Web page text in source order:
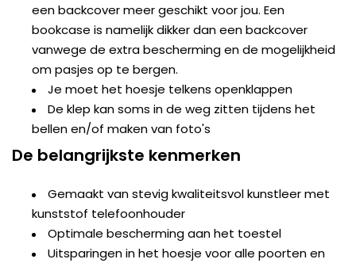
een backcover meer geschikt voor jou. Een
bookcase is namelijk dikker dan een backcover
vanwege de extra bescherming en de mogelijkheid
om pasjes op te bergen.
Je moet het hoesje telkens openklappen
De klep kan soms in de weg zitten tijdens het
bellen en/of maken van foto's
De belangrijkste kenmerken
Gemaakt van stevig kwaliteitsvol kunstleer met
kunststof telefoonhouder
Optimale bescherming aan het toestel
Uitsparingen in het hoesje voor alle poorten en